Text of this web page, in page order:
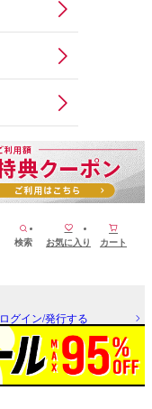
検索 お気に入り カート
ログイン/発行する